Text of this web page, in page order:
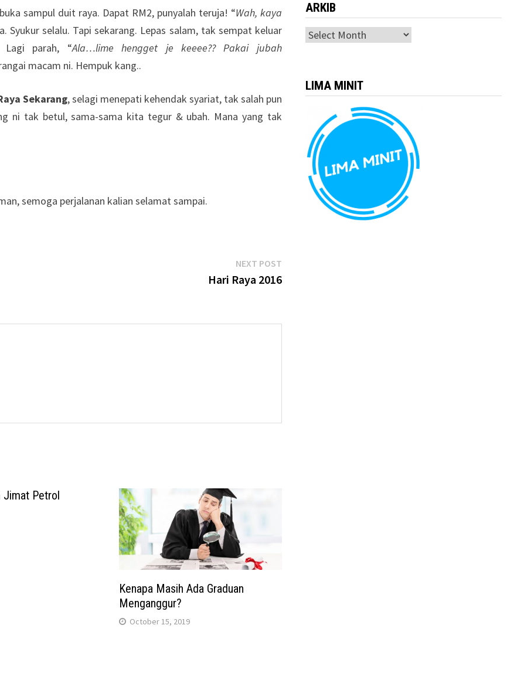
sampul duit raya. Dapat RM2, punyalah teruja! “Wah, kaya
Syukur selalu. Tapi sekarang. Lepas salam, tak sempat keluar
Lagi parah, “Ala…lime hengget je keeee?? Pakai jubah
macam ni. Hempuk kang..
Sekarang, selagi menepati kehendak syariat, tak salah pun
ni tak betul, sama-sama kita tegur & ubah. Mana yang tak
semoga perjalanan kalian selamat sampai.
NEXT POSTNext
post:
Hari Raya 2016
Jimat Petrol
Kenapa Masih Ada Graduan
Menganggur?
October 15, 2019
ARKIB
ARKIB
LIMA MINIT